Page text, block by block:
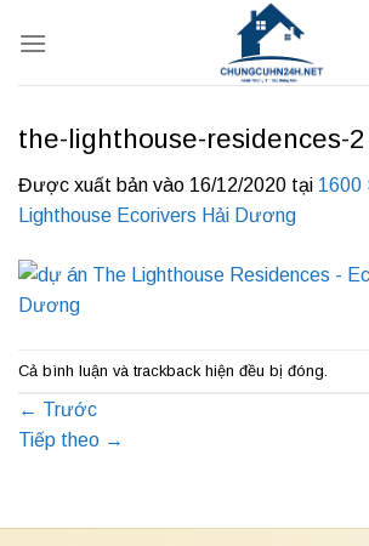
qua
the-lighthouse-residences-2
Được xuất bản vào 16/12/2020 tại 1600
Lighthouse Ecorivers Hải Dương
Cả bình luận và trackback hiện đều bị đóng.
← Trước
Tiếp theo →